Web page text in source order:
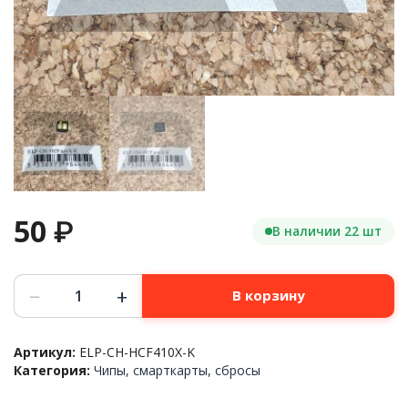
50 ₽ В наличии 22 шт
Количество
товара
Чип
картриджа
HP™
− + В корзину
Артикул: ELP-CH-HCF410X-K
Категория: Чипы, смарткарты, сбросы